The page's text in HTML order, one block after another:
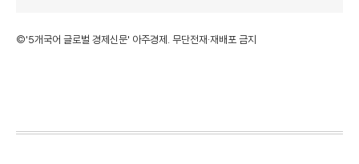
©'5개국어 글로벌 경제신문' 아주경제. 무단전재·재배포 금지